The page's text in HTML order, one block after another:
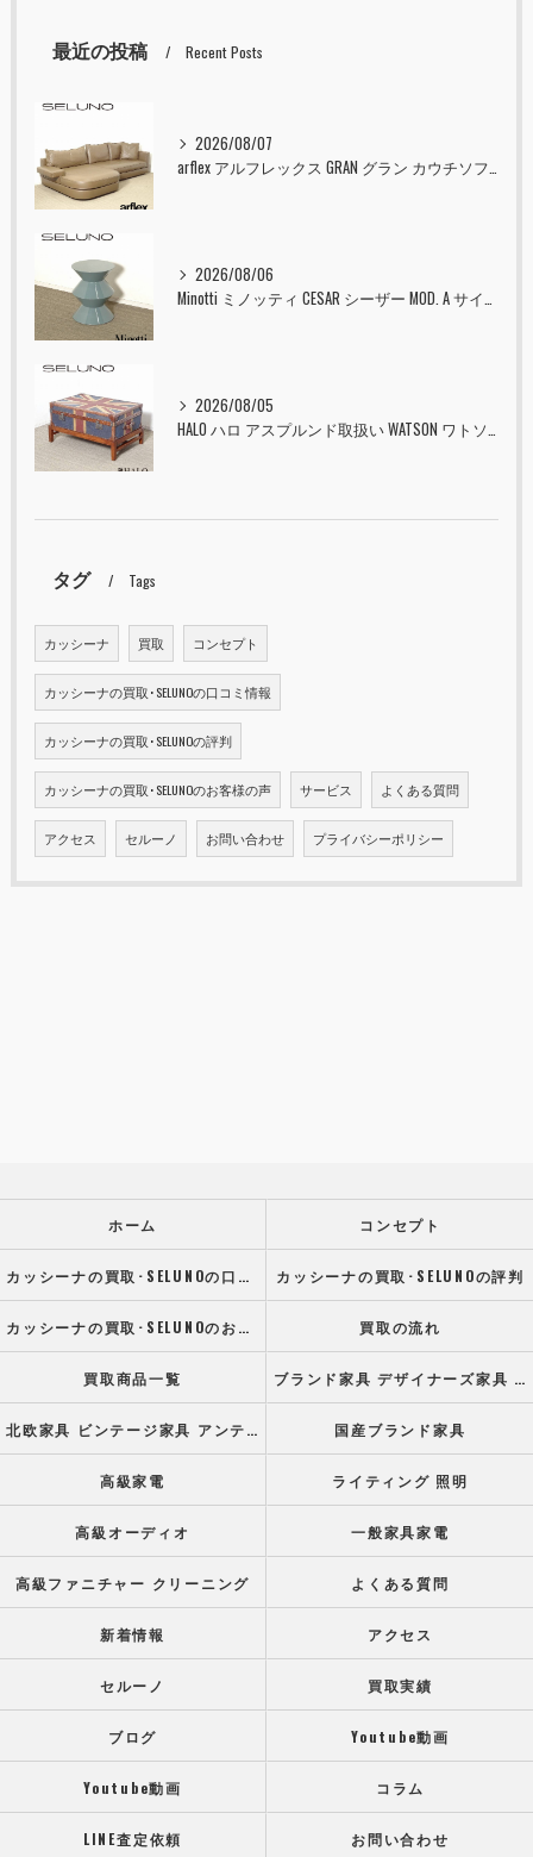
最近の投稿 Recent Posts
2026/08/07
2026/08/06
2026/08/05
タグ Tags
カッシーナ 買取 コンセプト
カッシーナの買取･SELUNOの口コミ情報
カッシーナの買取･SELUNOの評判
カッシーナの買取･SELUNOのお客様の声 サービス よくある質問
アクセス セルーノ お問い合わせ プライバシーポリシー
ホーム コンセプト
カッシーナの買取･SELUNOの口コミ情報 カッシーナの買取･SELUNOの評判
カッシーナの買取･SELUNOのお客様の声 買取の流れ
買取商品一覧 ブランド家具 デザイナーズ家具 高級オフィス家具
北欧家具 ビンテージ家具 アンティーク家具 国産ブランド家具
高級家電 ライティング 照明
高級オーディオ 一般家具家電
高級ファニチャー クリーニング よくある質問
新着情報 アクセス
セルーノ 買取実績
ブログ Youtube動画
Youtube動画 コラム
LINE査定依頼 お問い合わせ